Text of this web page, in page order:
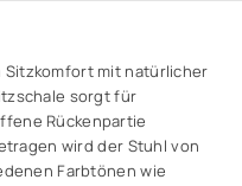
mit natürlicher
sorgt für
Rückenpartie
wird der Stuhl von
Farbtönen wie